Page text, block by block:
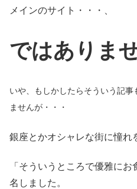
メインのサイト・・・、
ではありま
いや、もしかしたらそういう記
ませんが・・・
銀座とかオシャレな街に憧れ
「そういうところで優雅に
名しました。